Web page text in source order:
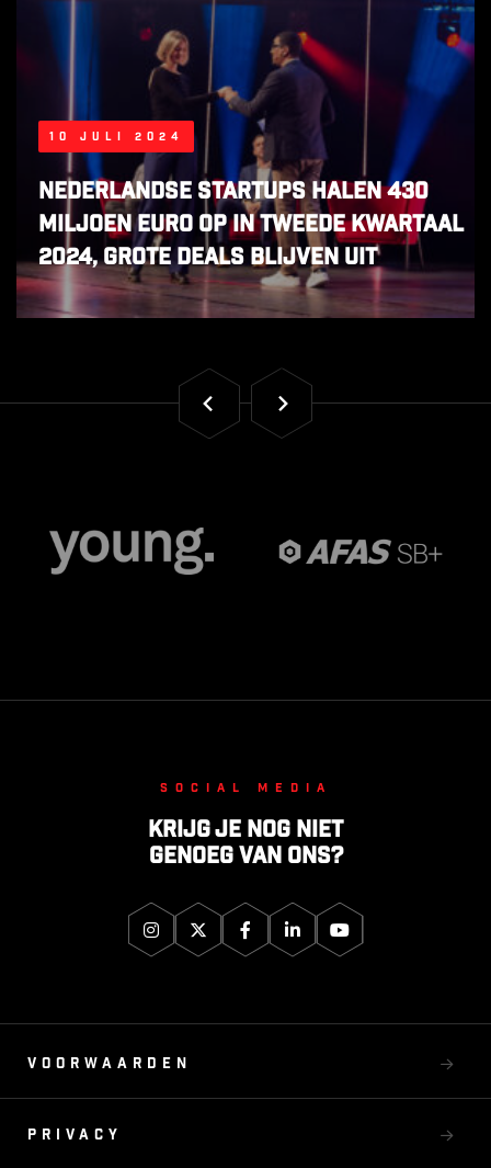
10 juli 2024
Nederlandse startups halen 430
miljoen euro op in tweede kwartaal
2024, grote deals blijven uit
Social media
Krijg je nog niet
genoeg van ons?
Voorwaarden
Privacy